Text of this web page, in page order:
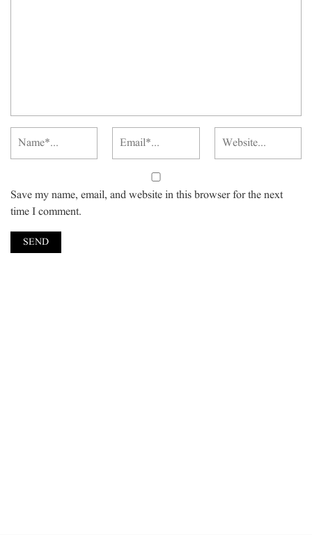
Save my name, email, and website in this browser for the next
time I comment.